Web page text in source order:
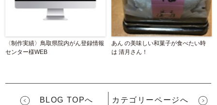
〈制作実績〉鳥取県院内がん登録情報
センター様WEB
あん の美味しい和菓子が食べたい時
は 清月さん！
BLOG TOPへ カテゴリーページへ